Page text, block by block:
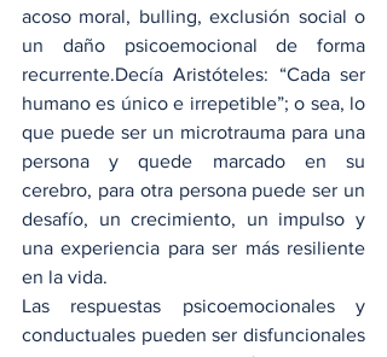
acoso moral, bulling, exclusión social o
un daño psicoemocional de forma
recurrente.Decía Aristóteles: “Cada ser
humano es único e irrepetible”; o sea, lo
que puede ser un microtrauma para una
persona y quede marcado en su
cerebro, para otra persona puede ser un
desafío, un crecimiento, un impulso y
una experiencia para ser más resiliente
en la vida.
Las respuestas psicoemocionales y
conductuales pueden ser disfuncionales